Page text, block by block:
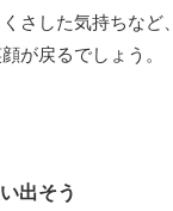
さした気持ちなど
が戻るでしょう。
出そう